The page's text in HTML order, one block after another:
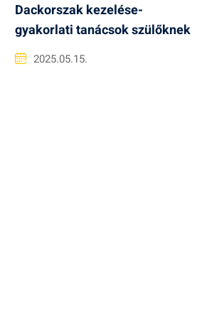
Dackorszak kezelése-
gyakorlati tanácsok szülőknek
2025.05.15.